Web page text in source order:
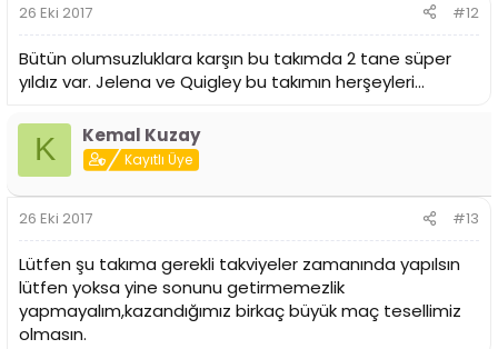
26 Eki 2017 #12
Bütün olumsuzluklara karşın bu takımda 2 tane süper
yıldız var. Jelena ve Quigley bu takımın herşeyleri...
K Kemal Kuzay
Kayıtlı Üye
26 Eki 2017 #13
Lütfen şu takıma gerekli takviyeler zamanında yapılsın
lütfen yoksa yine sonunu getirmemezlik
yapmayalım,kazandığımız birkaç büyük maç tesellimiz
olmasın.